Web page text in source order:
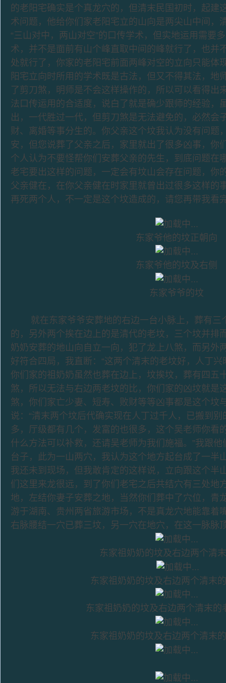
的老阳宅确实是个真龙穴的，但清末民国初时，起建
术问题，他给你们家老阳宅立的山向是两尖山中间，
“三山对中，两山对空”的口传学术，但实地运用需要
术，并不是面前有山个峰直取中间的峰就行了，也并
处就行了，你家的老阳宅前面两峰对空的立向只能体
阳宅立向时所用的学术既是古法，但又不得其法，地
了剪刀煞，明师是不会这样操作的，所以可以看得出
法口传运用的合适度，说白了就是确少跟师的经验，
出，一代胜过一代，但剪刀煞是无法避免的，必然会
财、离婚等事分生的。你父亲这个坟我认为没有问题
安，但您说葬了父亲之后，家里就出了很多凶事，你
个人认为不要怪帮你们安葬父亲的先生，到底问题在
老宅要出这样的问题，一定会有坟山会存在问题，你
父亲健在，在你父亲健在时家里就曾出过很多这样的
再死两个人，不一定是这个坟造成的，请您再带我看
东家爷他的坟正朝向
东家爷他的坟及右侧
东家爷爷的坟
就在东家爷爷安葬地的右边一台小脉上，葬有三
的，另外两个挨在边上的是清代的老坟，三个坟并排
奶奶安葬的地山向自立一向，犯了龙上八煞，而另外
好符合四局，我直断：“这两个清末的老坟好，人丁
你们家的祖奶奶虽然也葬在边上，坟挨坟，葬有四五
煞，所以无法与右边两老坟的比，你们家的凶坟就是
煞，你们家亡少妻、短寿、败财等等凶事都是这个坟
说：“清末两个坟后代确实现在人丁过千人，已搬到
多，厅级都有几个，发富的也很多，这个吴老师你看
什么方法可以补救，还请吴老师为我们施福。”我跟
台子，此为一山两穴，我认为这个地方起台成了一半
我还未到现场，但我敢肯定的这样说，立向跟这个半
们这里来龙很远，到了你们老宅之后共结穴有三处地
地，左结你妻子安葬之地，当然你们葬中了穴位，青
游于湖南、贵州两省旅游市场，不是真龙穴地能靠着
右脉腰结一穴已葬三坟，另一穴在地穴，在这一脉脉
东家祖奶奶的坟及右边两个清
东家祖奶奶的坟及右边两个清末
东家祖奶奶的坟及右边两个清末的
东家祖奶奶的坟及右边两个清末